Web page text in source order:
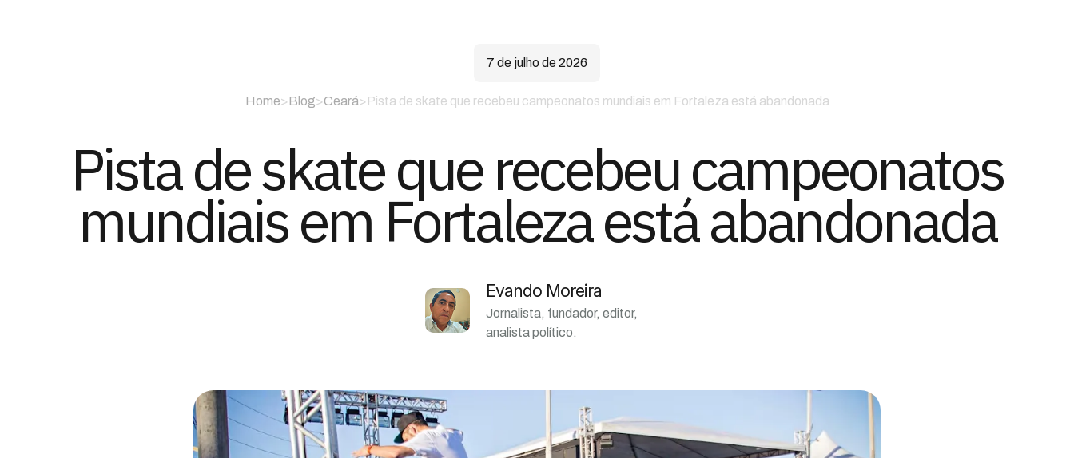
7 de julho de 2026
Home> Blog>Ceará> Pista de skate que recebeu campeonatos mundiais em Fortaleza está abandonada
Pista de skate que recebeu campeonatos
mundiais em Fortaleza está abandonada
Evando Moreira
Jornalista, fundador, editor,
analista político.